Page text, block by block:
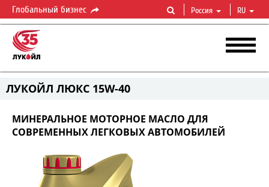
Глобальный бизнес Россия RU
ЛУКОЙЛ ЛЮКС 15W-40
МИНЕРАЛЬНОЕ МОТОРНОЕ МАСЛО ДЛЯ
СОВРЕМЕННЫХ ЛЕГКОВЫХ АВТОМОБИЛЕЙ